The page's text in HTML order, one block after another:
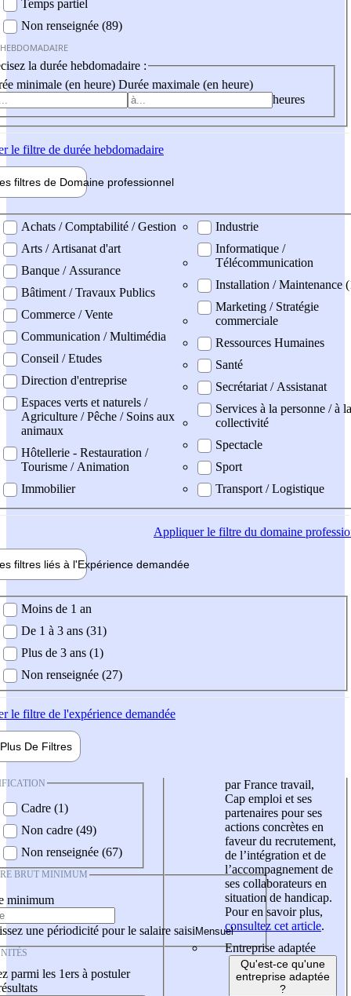
Temps partiel
Non renseignée (89)
la durée hebdomadaire :
minimale (en heure) Durée maximale (en heure)
heures
le filtre de durée hebdomadaire
filtres de Domaine professionnel
professionel
Achats / Comptabilité / Gestion
Arts / Artisanat d'art
Banque / Assurance
Bâtiment / Travaux Publics
Commerce / Vente
Communication / Multimédia
Conseil / Etudes
Direction d'entreprise
Espaces verts et naturels /
Agriculture / Pêche / Soins aux
animaux
Hôtellerie - Restauration /
Tourisme / Animation
Immobilier
Industrie
Informatique /
Télécommunication
Installation / Maintenance
Marketing / Stratégie
commerciale
Ressources Humaines
Santé
Secrétariat / Assistanat
Services à la personne / à la
collectivité
Spectacle
Sport
Transport / Logistique
Appliquerle filtre du domaine
filtres liés à l'Expérience demandée
demandée
Moins de 1 an
De 1 à 3 ans (31)
Plus de 3 ans (1)
Non renseignée (27)
le filtre de l'expérience demandée
Plus De Filtres
Cadre (1)
Non cadre (49)
Non renseignée (67)
BRUT MINIMUM
minimum
une périodicité pour le salaire saisi
parmi les 1ers à postuler
par France travail,
Cap emploi et ses
partenaires pour ses
actions concrètes en
faveur du recrutement,
de l’intégration et de
l’accompagnement de
ses collaborateurs en
situation de handicap.
Pour en savoir plus,
consultez cet article.
Entreprise adaptée
Qu'est-ce qu'une
entreprise adaptée
?